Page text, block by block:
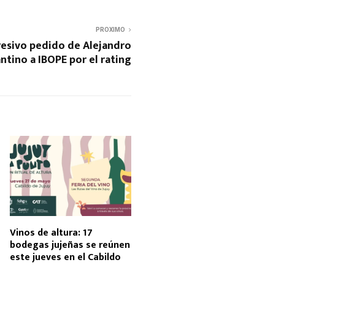
PROXIMO
pedido de Alejandro
a IBOPE por el rating
Vinos de altura: 17
bodegas jujeñas se reúnen
este jueves en el Cabildo